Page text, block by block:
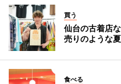
買う
仙台の古着店
売りのような
食べる